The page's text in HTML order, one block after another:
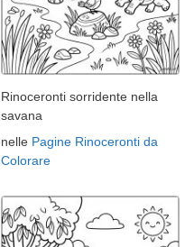
Rinoceronti sorridente nella
savana
nelle Pagine Rinoceronti da
Colorare